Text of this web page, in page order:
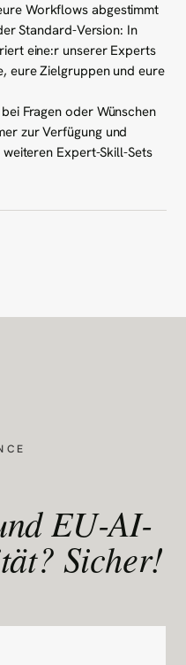
Workflows abgestimmt
Standard-Version: In
eine:r unserer Experts
eure Zielgruppen und eure
Fragen oder Wünschen
zur Verfügung und
Expert-Skill-Sets
EU-AI-
Sicher!